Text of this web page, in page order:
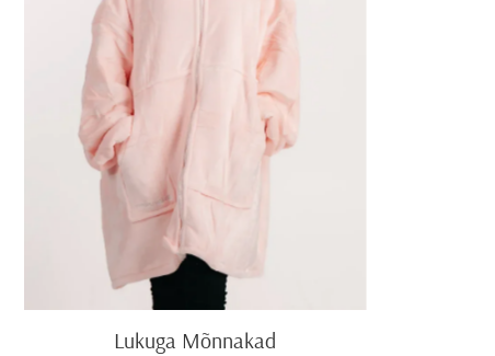
Lukuga Mõnnakad